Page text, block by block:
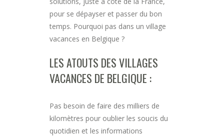
pour se dépayser et passer du bon
temps. Pourquoi pas dans un village
vacances en Belgique ?
LES ATOUTS DES VILLAGES
VACANCES DE BELGIQUE :
Pas besoin de faire des milliers de
kilomètres pour oublier les soucis du
quotidien et les informations